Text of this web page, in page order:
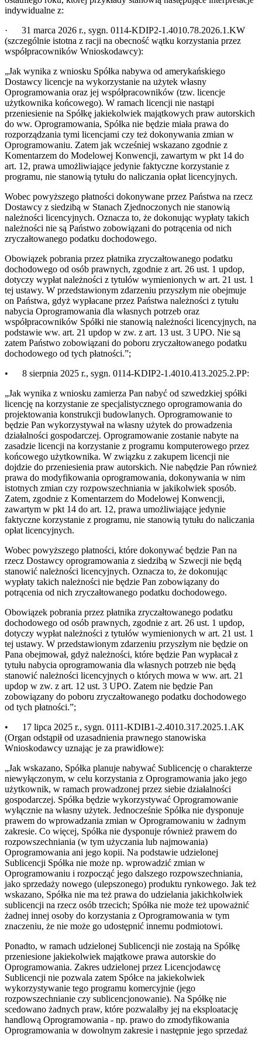
indywidualne z:
·
31 marca 2026 r., sygn. 0114-KDIP2-1.4010.78.2026.1.KW
(szczególnie istotna z racji na obecność wątku korzystania przez
współpracowników Wnioskodawcy):
„Jak wynika z wniosku Spółka nabywa od amerykańskiego
Dostawcy licencje na wykorzystanie na użytek własny
Oprogramowania oraz jej współpracowników (tzw. licencje
użytkownika końcowego). W ramach licencji nie nastąpi
przeniesienie na Spółkę jakiekolwiek majątkowych praw autorskich
do ww. Oprogramowania, Spółka nie będzie miała prawa do
rozporządzania tymi licencjami czy też dokonywania zmian w
Oprogramowaniu. Zatem jak wcześniej wskazano zgodnie z
Komentarzem do Modelowej Konwencji, zawartym w pkt 14 do
art. 12, prawa umożliwiające jedynie faktyczne korzystanie z
programu, nie stanowią tytułu do naliczania opłat licencyjnych.
Wobec powyższego płatności dokonywane przez Państwa na rzecz
Dostawcy z siedzibą w Stanach Zjednoczonych nie stanowią
należności licencyjnych. Oznacza to, że dokonując wypłaty takich
należności nie są Państwo zobowiązani do potrącenia od nich
zryczałtowanego podatku dochodowego.
Obowiązek pobrania przez płatnika zryczałtowanego podatku
dochodowego od osób prawnych, zgodnie z art. 26 ust. 1 updop,
dotyczy wypłat należności z tytułów wymienionych w art. 21 ust. 1
tej ustawy. W przedstawionym zdarzeniu przyszłym nie obejmuje
on Państwa, gdyż wypłacane przez Państwa należności z tytułu
nabycia Oprogramowania dla własnych potrzeb oraz
współpracowników Spółki nie stanowią należności licencyjnych, na
podstawie ww. art. 21 updop w zw. z art. 13 ust. 3 UPO. Nie są
zatem Państwo zobowiązani do poboru zryczałtowanego podatku
dochodowego od tych płatności.”;
•
8 sierpnia 2025 r., sygn. 0114-KDIP2-1.4010.413.2025.2.PP:
„Jak wynika z wniosku zamierza Pan nabyć od szwedzkiej spółki
licencję na korzystanie ze specjalistycznego oprogramowania do
projektowania konstrukcji budowlanych. Oprogramowanie to
będzie Pan wykorzystywał na własny użytek do prowadzenia
działalności gospodarczej. Oprogramowanie zostanie nabyte na
zasadzie licencji na korzystanie z programu komputerowego przez
końcowego użytkownika. W związku z zakupem licencji nie
dojdzie do przeniesienia praw autorskich. Nie nabędzie Pan również
prawa do modyfikowania oprogramowania, dokonywania w nim
istotnych zmian czy rozpowszechniania w jakikolwiek sposób.
Zatem, zgodnie z Komentarzem do Modelowej Konwencji,
zawartym w pkt 14 do art. 12, prawa umożliwiające jedynie
faktyczne korzystanie z programu, nie stanowią tytułu do naliczania
opłat licencyjnych.
Wobec powyższego płatności, które dokonywać będzie Pan na
rzecz Dostawcy oprogramowania z siedzibą w Szwecji nie będą
stanowić należności licencyjnych. Oznacza to, że dokonując
wypłaty takich należności nie będzie Pan zobowiązany do
potrącenia od nich zryczałtowanego podatku dochodowego.
Obowiązek pobrania przez płatnika zryczałtowanego podatku
dochodowego od osób prawnych, zgodnie z art. 26 ust. 1 updop,
dotyczy wypłat należności z tytułów wymienionych w art. 21 ust. 1
tej ustawy. W przedstawionym zdarzeniu przyszłym nie będzie on
Pana obejmował, gdyż należności, które będzie Pan wypłacał z
tytułu nabycia oprogramowania dla własnych potrzeb nie będą
stanowić należności licencyjnych o których mowa w ww. art. 21
updop w zw. z art. 12 ust. 3 UPO. Zatem nie będzie Pan
zobowiązany do poboru zryczałtowanego podatku dochodowego
od tych płatności.”;
•
17 lipca 2025 r., sygn. 0111-KDIB1-2.4010.317.2025.1.AK
(Organ odstąpił od uzasadnienia prawnego stanowiska
Wnioskodawcy uznając je za prawidłowe):
„Jak wskazano, Spółka planuje nabywać Sublicencję o charakterze
niewyłączonym, w celu korzystania z Oprogramowania jako jego
użytkownik, w ramach prowadzonej przez siebie działalności
gospodarczej. Spółka będzie wykorzystywać Oprogramowanie
wyłącznie na własny użytek. Jednocześnie Spółka nie dysponuje
prawem do wprowadzania zmian w Oprogramowaniu w żadnym
zakresie. Co więcej, Spółka nie dysponuje również prawem do
rozpowszechniania (w tym użyczania lub najmowania)
Oprogramowania ani jego kopii. Na podstawie udzielonej
Sublicencji Spółka nie może np. wprowadzić zmian w
Oprogramowaniu i rozpocząć jego dalszego rozpowszechniania,
jako sprzedaży nowego (ulepszonego) produktu rynkowego. Jak też
wskazano, Spółka nie ma też prawa do udzielania jakichkolwiek
sublicencji na rzecz osób trzecich; Spółka nie może też upoważnić
żadnej innej osoby do korzystania z Oprogramowania w tym
znaczeniu, że nie może go udostępnić innemu podmiotowi.
Ponadto, w ramach udzielonej Sublicencji nie zostają na Spółkę
przeniesione jakiekolwiek majątkowe prawa autorskie do
Oprogramowania. Zakres udzielonej przez Licencjodawcę
Sublicencji nie pozwala zatem Spółce na jakiekolwiek
wykorzystywanie tego programu komercyjnie (jego
rozpowszechnianie czy sublicencjonowanie). Na Spółkę nie
scedowano żadnych praw, które pozwalałby jej na eksploatację
handlową Oprogramowania - np. prawo do zmodyfikowania
Oprogramowania w dowolnym zakresie i następnie jego sprzedaż